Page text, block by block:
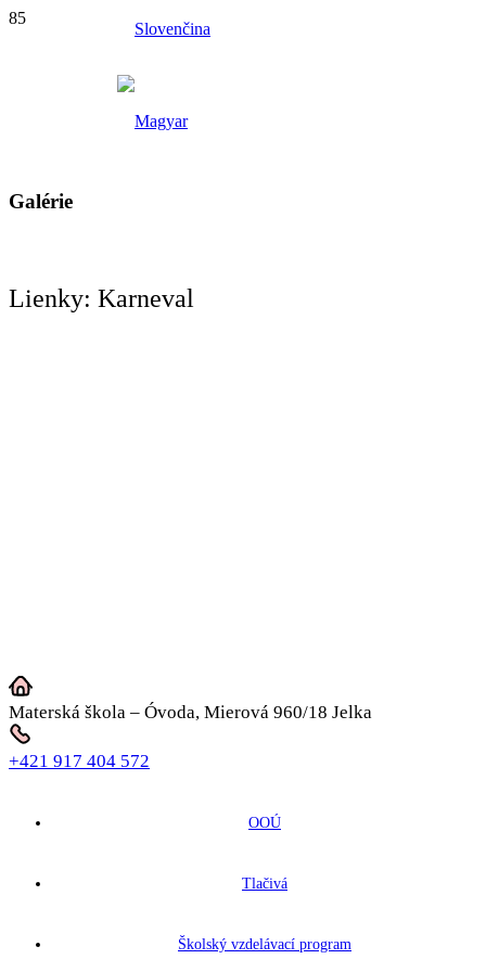
Galérie
Lienky: Karneval
Materská škola – Óvoda, Mierová 960/18 Jelka
+421 917 404 572
OOÚ
Tlačivá
Školský vzdelávací program